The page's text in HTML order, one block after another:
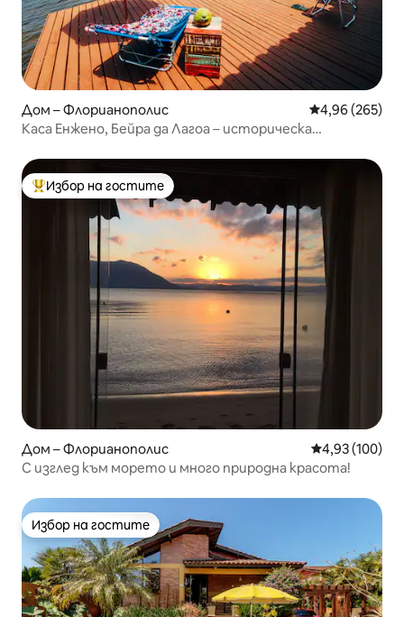
Дом – Флорианополис Средна
4,96 (265)
Каса Енжено, Бейра да Лагоа – историческа
Най-популярен избор на гостите
Избор на гостите
Дом – Флорианополис Средна
4,93 (100)
С изглед към морето и много природна красота!
Избор на гостите
Избор на гостите